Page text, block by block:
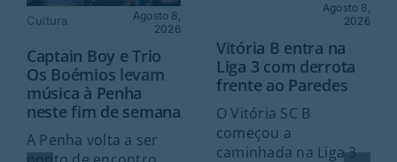
Cultura
Agosto 8,
2026
Captain Boy e Trio
Os Boémios levam
música à Penha
neste fim de semana
A Penha volta a ser
Agosto 8,
2026
Vitória B entra na
Liga 3 com derrota
frente ao Paredes
O Vitória SC B
começou a
caminhada na Liga 3